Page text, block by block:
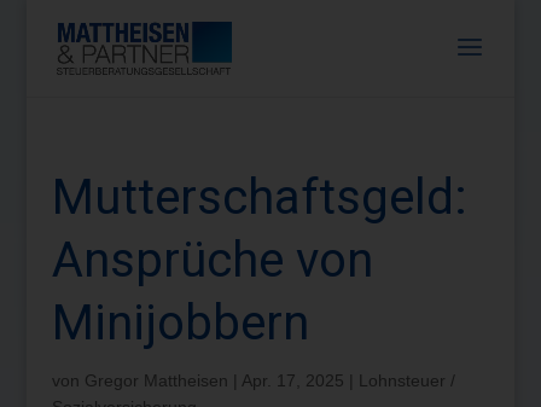
Mutterschaftsgeld:
Ansprüche von
Minijobbern
von Gregor Mattheisen Apr. 17, 2025
Lohnsteuer /